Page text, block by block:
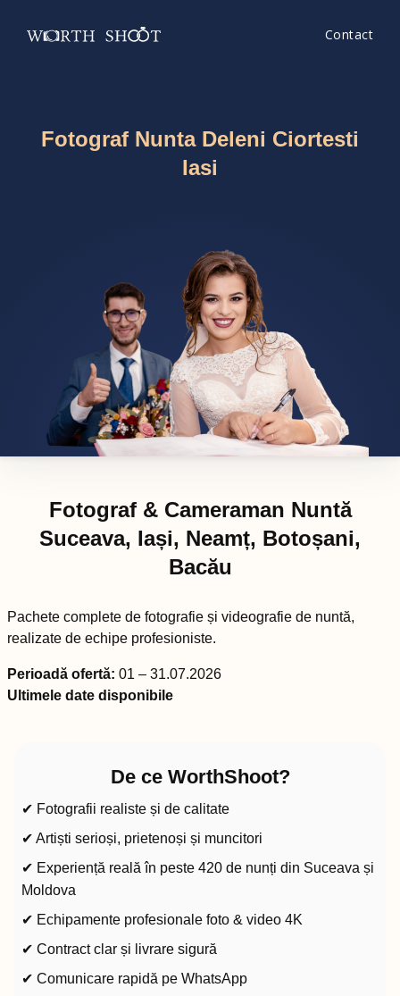
Contact
Fotograf Nunta Deleni Ciortesti
Iasi
Fotograf & Cameraman Nuntă
Suceava, Iași, Neamț, Botoșani,
Bacău
Pachete complete de fotografie și videografie de nuntă,
realizate de echipe profesioniste.
Perioadă ofertă: 01 – 31.07.2026
Ultimele date disponibile
De ce WorthShoot?
✔ Fotografii realiste și de calitate
✔ Artiști serioși, prietenoși și muncitori
✔ Experiență reală în peste 420 de nunți din Suceava și
Moldova
✔ Echipamente profesionale foto & video 4K
✔ Contract clar și livrare sigură
✔ Comunicare rapidă pe WhatsApp